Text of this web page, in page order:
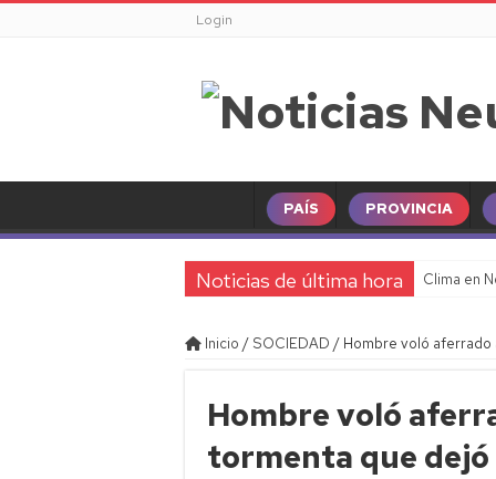
Login
PAÍS PROVINCIA
Noticias de última hora Clima en
Inicio / SOCIEDAD / Hombre voló aferrado
Hombre voló
tormenta que dejó